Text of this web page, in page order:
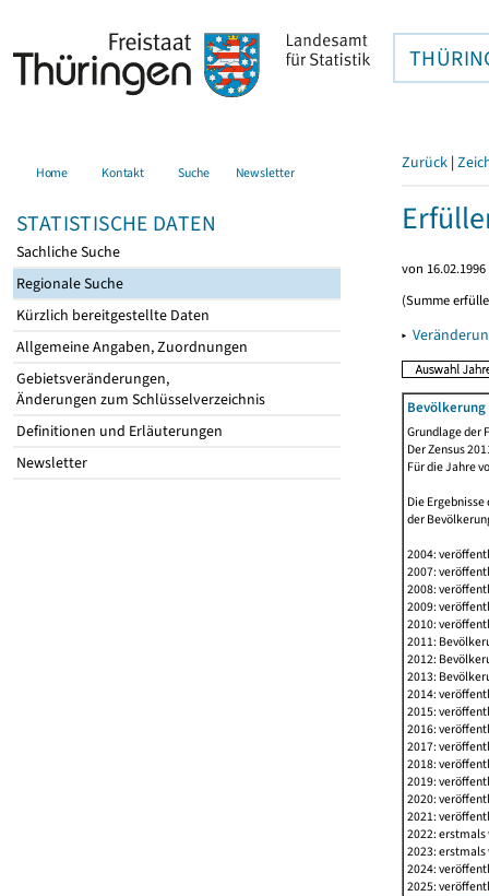
Home Kontakt Suche Newsletter
STATISTISCHE DATEN
Sachliche Suche
Regionale Suche
Kürzlich bereitgestellte Daten
Allgemeine Angaben, Zuordnungen
Gebietsveränderungen,
Änderungen zum Schlüsselverzeichnis
Definitionen und Erläuterungen
Newsletter
Zurück |
von
(Summe
▸
Grundlage der
Der Zensus
Für die Jahre
Die
der
2004:
2007:
2008:
2009:
2010:
2011:
2012:
2013:
2014:
2015:
2016:
2017:
2018:
2019:
2020:
2021:
2022:
2023:
2024:
2025: